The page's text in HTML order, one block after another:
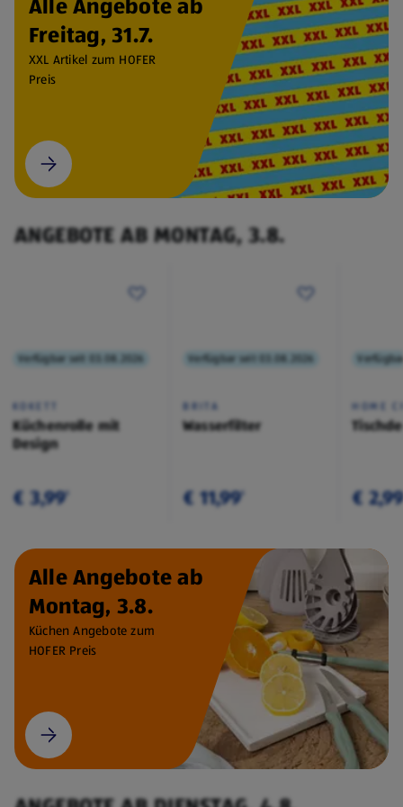
Alle Angebote ab
Freitag, 31.7.
XXL Artikel zum HOFER
Preis
ANGEBOTE AB MONTAG, 3.8.
Verfügbar seit 03.08.2026
KOKETT
Küchenrolle mit
Design
€ 3,99¹
Verfügbar seit 03.08.2026
BRITA
Wasserfilter
€ 11,99¹
HOME
€
Alle Angebote ab
Montag, 3.8.
Küchen Angebote zum
HOFER Preis